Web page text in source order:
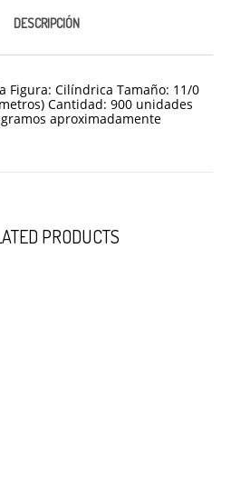
DESCRIPCIÓN
Figura: Cilíndrica Tamaño: 11/0
Cantidad: 900 unidades
aproximadamente
PRODUCTS